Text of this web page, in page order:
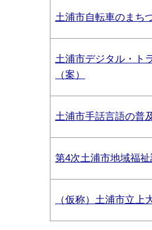
土浦市自転車のまち
土浦市デジタル・ト
（案）
土浦市手話言語の普
第4次土浦市地域福祉
（仮称）土浦市立上